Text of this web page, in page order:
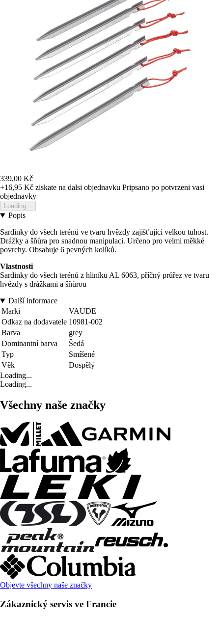
339,00 Kč
+16,95 Kč ziskate na dalsi objednavku Pripsano po potvrzeni vasi
objednavky
Loading...
Popis
Sardinky do všech terénů ve tvaru hvězdy zajišťující velkou tuhost.
Drážky a šňůra pro snadnou manipulaci. Určeno pro velmi měkké
povrchy. Obsahuje 6 pevných kolíků.
Vlastnosti
Sardinky do všech terénů z hliníku AL 6063, příčný průřez ve tvaru
hvězdy s drážkami a šňůrou
Další informace
Marki
VAUDE
Odkaz na dodavatele 10981-002
Barva
grey
Dominantní barva
Šedá
Typ
Smíšené
Věk
Dospělý
Loading...
Loading...
Všechny naše značky
Objevte všechny naše značky
Zákaznický servis ve Francie